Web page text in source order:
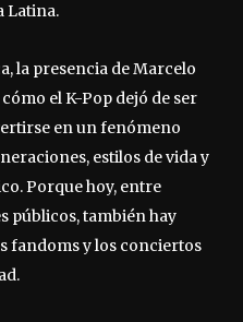
Latina.
la presencia de Marcelo
el K-Pop dejó de ser
en un fenómeno
estilos de vida y
Porque hoy, entre
públicos, también hay
fandoms y los conciertos